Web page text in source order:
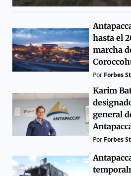
hasta el
marcha
Por Forbes
Karim
general
Por Forbes